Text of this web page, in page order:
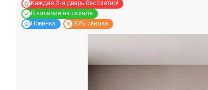
Каждая 3-я дверь бесплатно!
В наличии на складе
Новинка
20% скидка